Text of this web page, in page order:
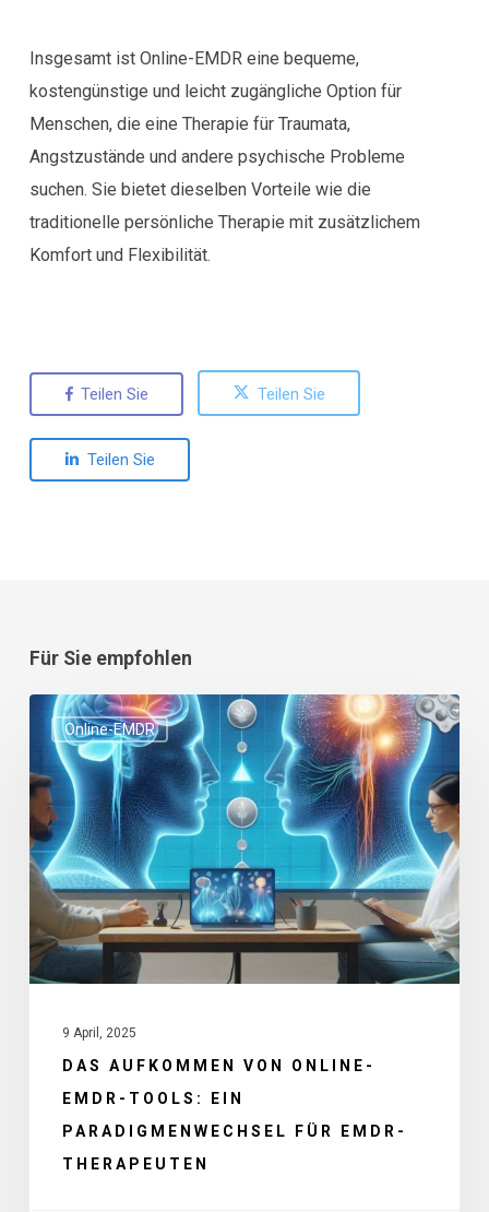
Insgesamt ist Online-EMDR eine bequeme,
kostengünstige und leicht zugängliche Option für
Menschen, die eine Therapie für Traumata,
Angstzustände und andere psychische Probleme
suchen. Sie bietet dieselben Vorteile wie die
traditionelle persönliche Therapie mit zusätzlichem
Komfort und Flexibilität.
Teilen Sie Teilen Sie
Teilen Sie
Für Sie empfohlen
Online-EMDR
Das
Aufkommen
von
Online-
EMDR-
Tools:
Ein
Paradigmenwechsel
für
Therapeuten
9 April, 2025
DAS AUFKOMMEN VON ONLINE-
EMDR-TOOLS: EIN
PARADIGMENWECHSEL FÜR EMDR-
THERAPEUTEN